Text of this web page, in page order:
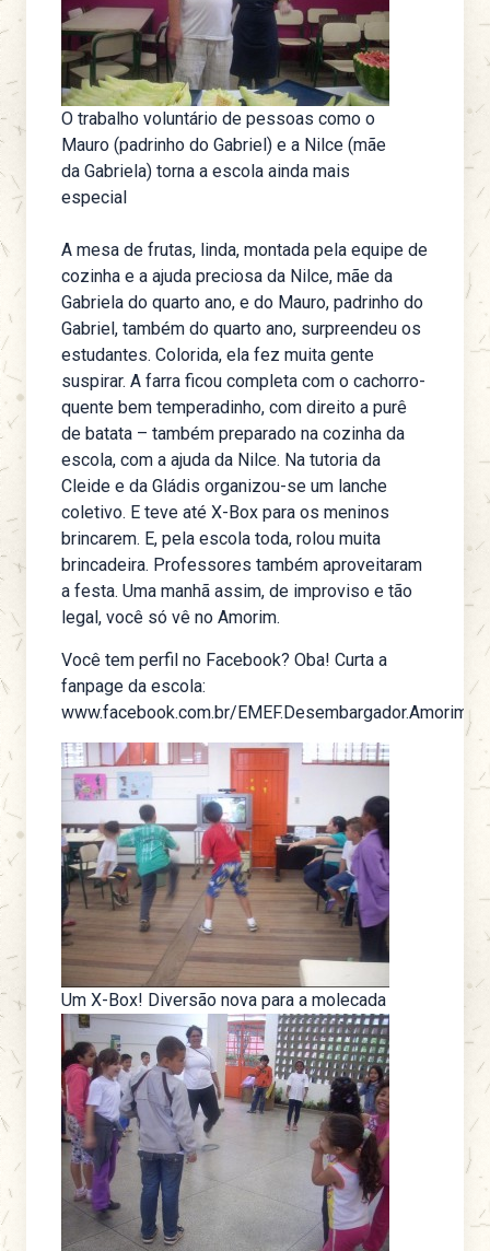
O trabalho voluntário de pessoas como o
Mauro (padrinho do Gabriel) e a Nilce (mãe
da Gabriela) torna a escola ainda mais
especial
A mesa de frutas, linda, montada pela equipe de
cozinha e a ajuda preciosa da Nilce, mãe da
Gabriela do quarto ano, e do Mauro, padrinho do
Gabriel, também do quarto ano, surpreendeu os
estudantes. Colorida, ela fez muita gente
suspirar. A farra ficou completa com o cachorro-
quente bem temperadinho, com direito a purê
de batata – também preparado na cozinha da
escola, com a ajuda da Nilce. Na tutoria da
Cleide e da Gládis organizou-se um lanche
coletivo. E teve até X-Box para os meninos
brincarem. E, pela escola toda, rolou muita
brincadeira. Professores também aproveitaram
a festa. Uma manhã assim, de improviso e tão
legal, você só vê no Amorim.
Você tem perfil no Facebook? Oba! Curta a
fanpage da escola:
www.facebook.com.br/
Um X-Box! Diversão nova para a molecada